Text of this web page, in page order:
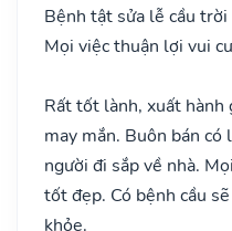
Bệnh tật sửa lễ cầu trời
Mọi việc thuận lợi vui
Rất tốt lành, xuất hành
may mắn. Buôn bán
người đi sắp về nhà.
tốt đẹp. Có bệnh cầu
khỏe.